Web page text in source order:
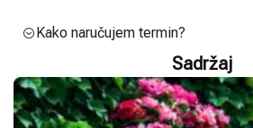
Kako naručujem termin?
Sadržaj